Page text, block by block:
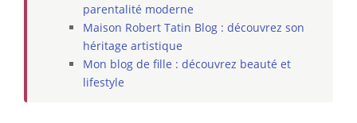
parentalité moderne
Maison Robert Tatin Blog : découvrez son
héritage artistique
Mon blog de fille : découvrez beauté et
lifestyle